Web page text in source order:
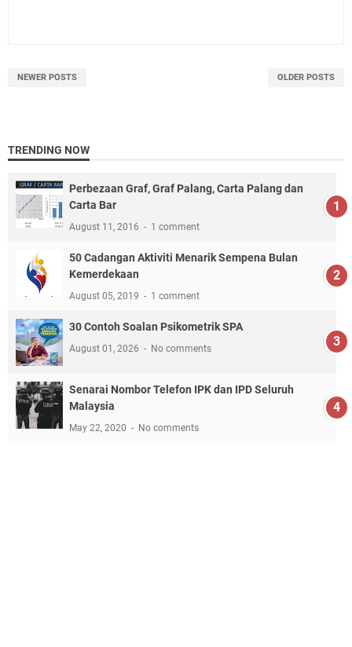
NEWER POSTS OLDER POSTS
TRENDING NOW
Perbezaan Graf, Graf Palang, Carta Palang dan
Carta Bar
August 11, 2016 1 comment
50 Cadangan Aktiviti Menarik Sempena Bulan
Kemerdekaan
August 05, 2019 1 comment
30 Contoh Soalan Psikometrik SPA
August 01, 2026 No comments
Senarai Nombor Telefon IPK dan IPD Seluruh
Malaysia
May 22, 2020 No comments